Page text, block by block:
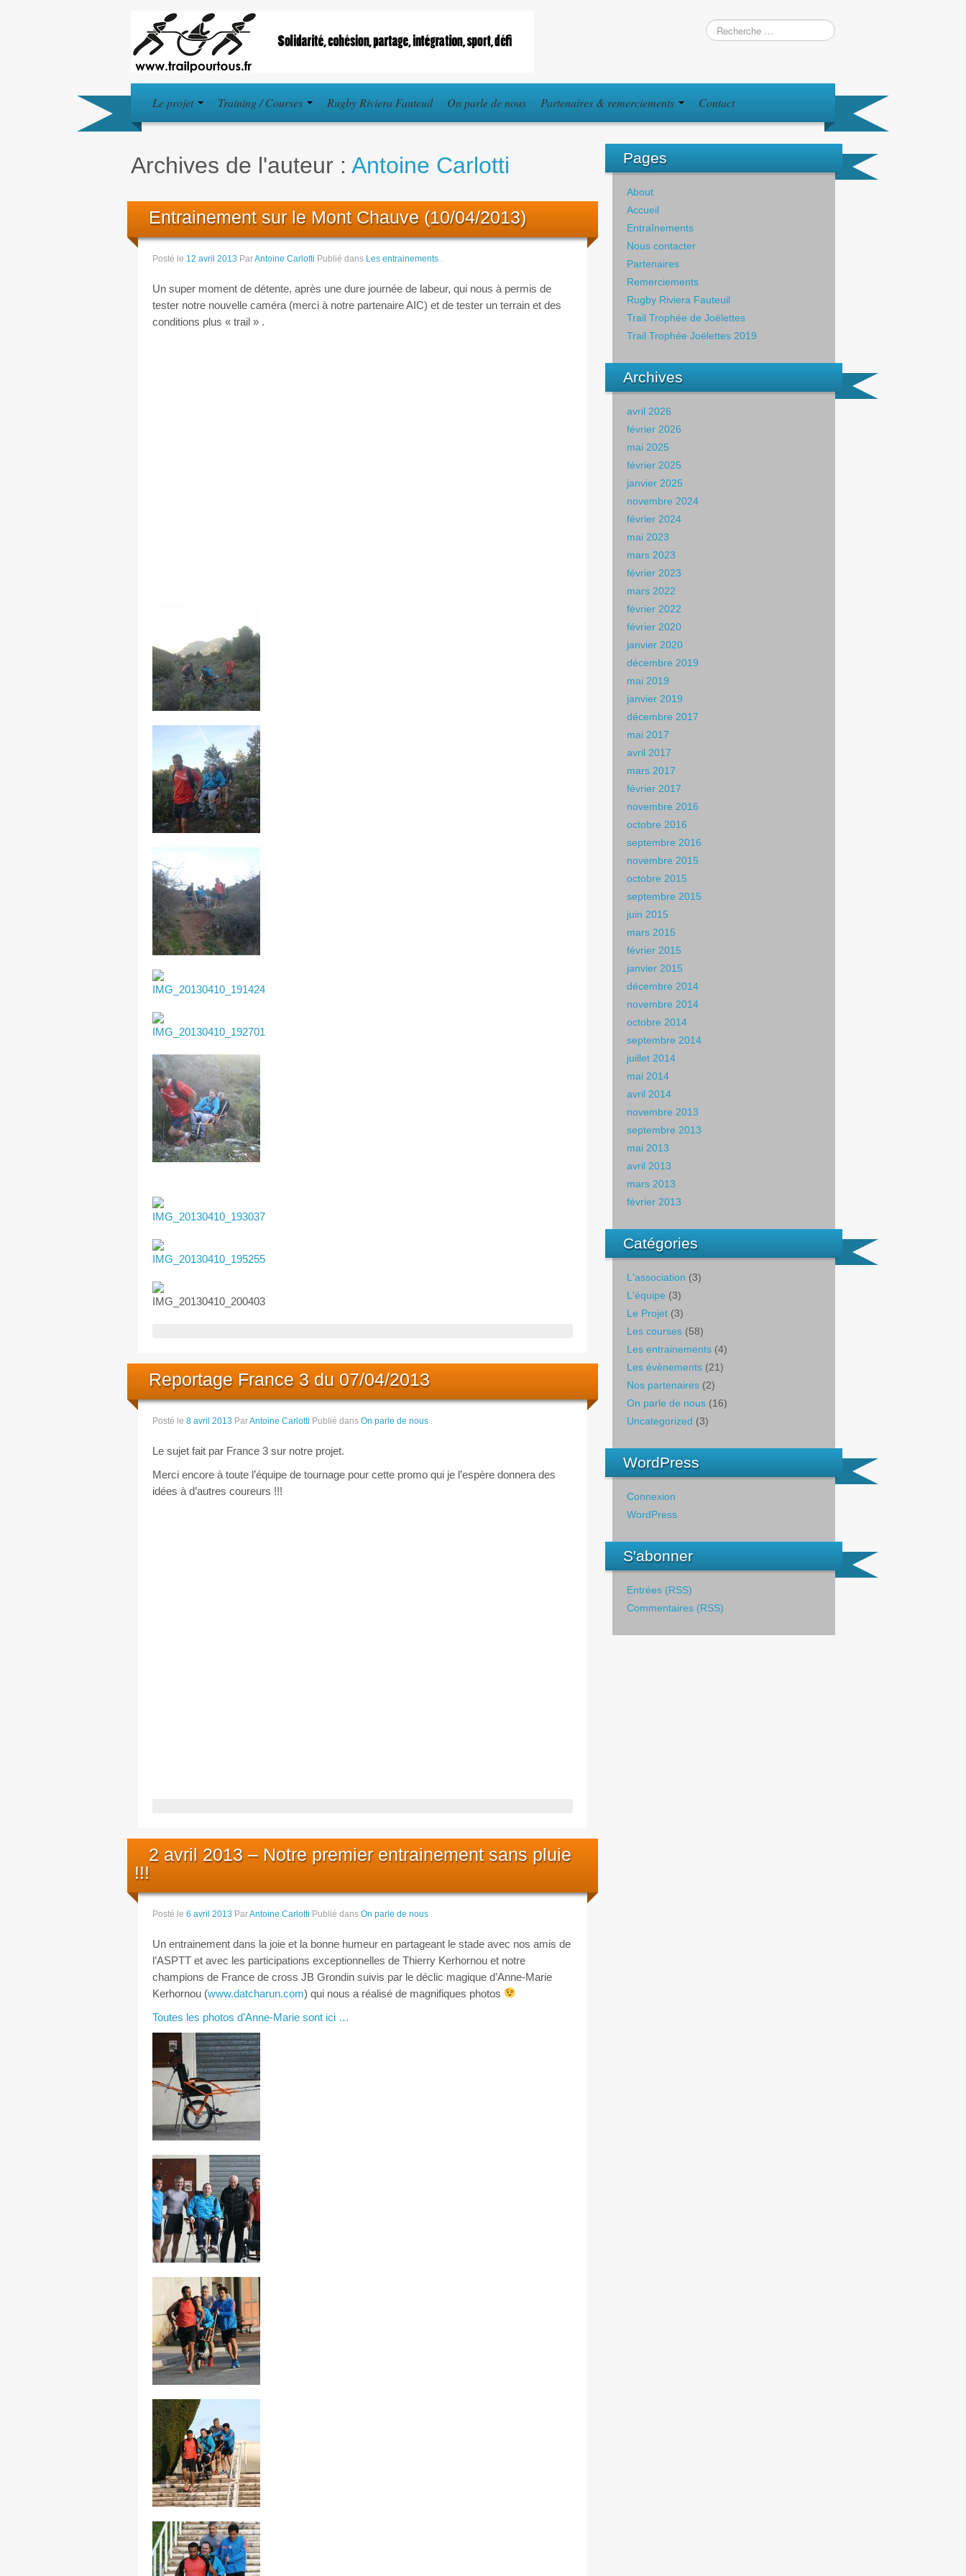
Le projet Training / Courses Rugby Riviera Fauteuil On parle de nous Partenaires & remerciements Contact
Archives de l'auteur : Antoine Carlotti
Entrainement sur le Mont Chauve (10/04/2013)
Posté le 12 avril 2013 ParAntoine Carlotti Publié dans Les entrainements .
Un super moment de détente, après une dure journée de labeur, qui nous à permis de
tester notre nouvelle caméra (merci à notre partenaire AIC) et de tester un terrain et des
conditions plus « trail » .
Reportage France 3 du 07/04/2013
Posté le 8 avril 2013 ParAntoine Carlotti Publié dans On parle de nous
Le sujet fait par France 3 sur notre projet.
Merci encore à toute l’équipe de tournage pour cette promo qui je l’espère donnera des
idées à d’autres coureurs !!!
2 avril 2013 – Notre premier entrainement sans pluie
!!!
Posté le 6 avril 2013 ParAntoine Carlotti Publié dans On parle de nous
Un entrainement dans la joie et la bonne humeur en partageant le stade avec nos amis de
l’ASPTT et avec les participations exceptionnelles de Thierry Kerhornou et notre
champions de France de cross JB Grondin suivis par le déclic magique d’Anne-Marie
Kerhornou (www.datcharun.com) qui nous a réalisé de magnifiques photos
Toutes les photos d’Anne-Marie sont ici …
Pages
About
Accueil
Entraînements
Nous contacter
Partenaires
Remerciements
Rugby Riviera Fauteuil
Trail Trophée de Joëlettes
Trail Trophée Joëlettes 2019
Archives
avril 2026
février 2026
mai 2025
février 2025
janvier 2025
novembre 2024
février 2024
mai 2023
mars 2023
février 2023
mars 2022
février 2022
février 2020
janvier 2020
décembre 2019
mai 2019
janvier 2019
décembre 2017
mai 2017
avril 2017
mars 2017
février 2017
novembre 2016
octobre 2016
septembre 2016
novembre 2015
octobre 2015
septembre 2015
juin 2015
mars 2015
février 2015
janvier 2015
décembre 2014
novembre 2014
octobre 2014
septembre 2014
juillet 2014
mai 2014
avril 2014
novembre 2013
septembre 2013
mai 2013
avril 2013
mars 2013
février 2013
Catégories
L'association (3)
L'équipe (3)
Le Projet (3)
Les courses (58)
Les entrainements (4)
Les évènements (21)
Nos partenaires (2)
On parle de nous (16)
Uncategorized (3)
WordPress
Connexion
WordPress
S'abonner
Entrées (RSS)
Commentaires (RSS)